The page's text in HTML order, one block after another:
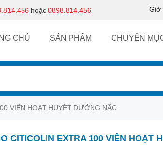
hoặc 0898.814.456 Giờ
CHỦ SẢN PHẨM CHUYÊN
VIÊN HOẠT HUYẾT DƯỠNG NÃO
CITICOLIN EXTRA 100 VIÊN HOẠT